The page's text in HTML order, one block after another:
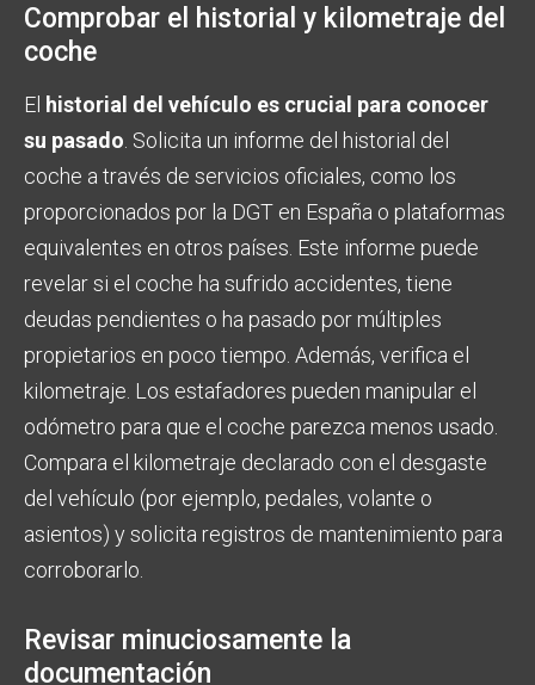
Comprobar el historial y kilometraje del
coche
El historial del vehículo es crucial para conocer
su pasado . Solicita un informe del historial del
coche a través de servicios oficiales, como los
proporcionados por la DGT en España o plataformas
equivalentes en otros países. Este informe puede
revelar si el coche ha sufrido accidentes, tiene
deudas pendientes o ha pasado por múltiples
propietarios en poco tiempo. Además, verifica el
kilometraje. Los estafadores pueden manipular el
odómetro para que el coche parezca menos usado.
Compara el kilometraje declarado con el desgaste
del vehículo (por ejemplo, pedales, volante o
asientos) y solicita registros de mantenimiento para
corroborarlo.
Revisar minuciosamente la
documentación